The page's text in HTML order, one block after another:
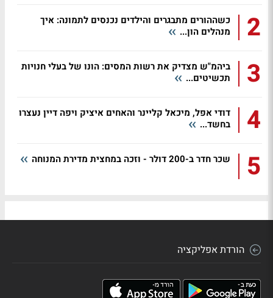
2
כשההורים מתבגרים והילדים נכנסים לתמונה: איך
מנהלים הון...
3
ביהמ"ש מצדיק את רשות המסים: הונו של בעלי חנויות
תכשיטים...
4
דודי אפל, מיכאל קליינר והאחים איציק ויפה דיין נעצרו
בחשד...
5 שכר חדר ב-200 דולר - וזכה במחצית מדירת המנוחה
הורדת אפליקציה